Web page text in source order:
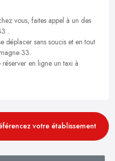
vous, faites appel à un des
.
déplacer sans soucis et en tout
33.
en ligne un taxi à
votre établissement